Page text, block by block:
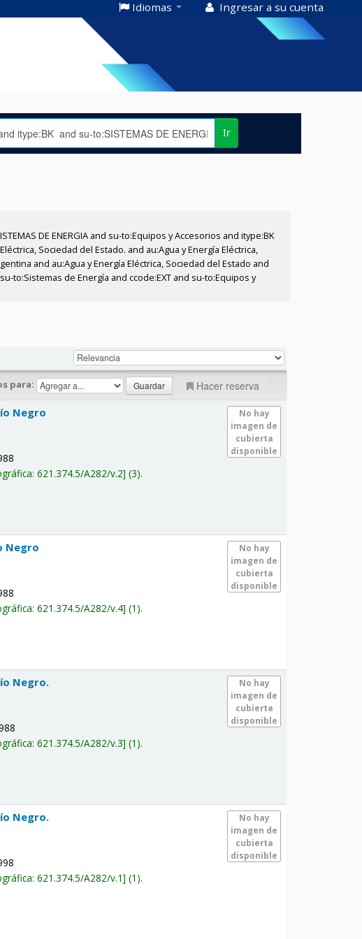
Idiomas Ingresar a su cuenta
Ir
DE ENERGIA and su-to:Equipos y Accesorios and itype:BK
Sociedad del Estado. and au:Agua y Energía Eléctrica,
and au:Agua y Energía Eléctrica, Sociedad del Estado and
to:Sistemas de Energía and ccode:EXT and su-to:Equipos y
para: Hacer reserva
No hay
imagen de
cubierta
disponible
Negro
621.374.5/A282/v.2 (3).
No hay
imagen de
cubierta
disponible
Negro
621.374.5/A282/v.4 (1).
No hay
imagen de
cubierta
disponible
Negro.
621.374.5/A282/v.3 (1).
No hay
imagen de
cubierta
disponible
Negro.
621.374.5/A282/v.1 (1).